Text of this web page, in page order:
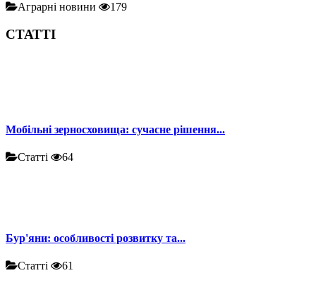
Аграрні новини 179
СТАТТІ
Мобільні зерносховища: сучасне рішення...
Статті 64
Бур'яни: особливості розвитку та...
Статті 61